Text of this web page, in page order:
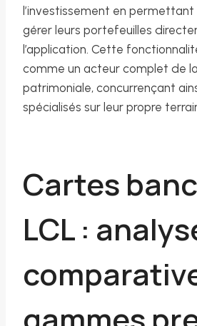
l’investissement en
gérer leurs portefeuilles
l’application. Cette
comme un acteur complet de
patrimoniale, concurrençant
spécialisés sur leur propre
Cartes
LCL :